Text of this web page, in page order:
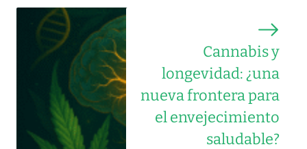
Cannabis y
longevidad: ¿una
nueva frontera para
el envejecimiento
saludable?